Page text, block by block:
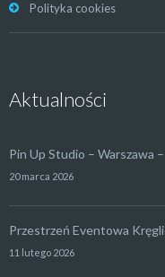
Polityka cookies
Aktualności
Pin Up Studio – Warszawa
20 marca 2026
Przestrzeń Eventowa
11 lutego 2026